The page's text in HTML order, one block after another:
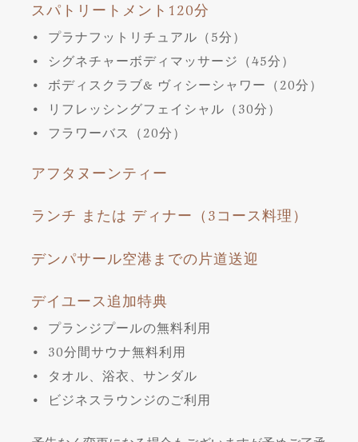
スパトリートメント120分
• プラナフットリチュアル（5分）
• シグネチャーボディマッサージ（45分）
• ボディスクラブ& ヴィシーシャワー（20分）
• リフレッシングフェイシャル（30分）
• フラワーバス（20分）
アフタヌーンティー
ランチ または ディナー（3コース料理）
デンパサール空港までの片道送迎
デイユース追加特典
• プランジプールの無料利用
• 30分間サウナ無料利用
• タオル、浴衣、サンダル
• ビジネスラウンジのご利用